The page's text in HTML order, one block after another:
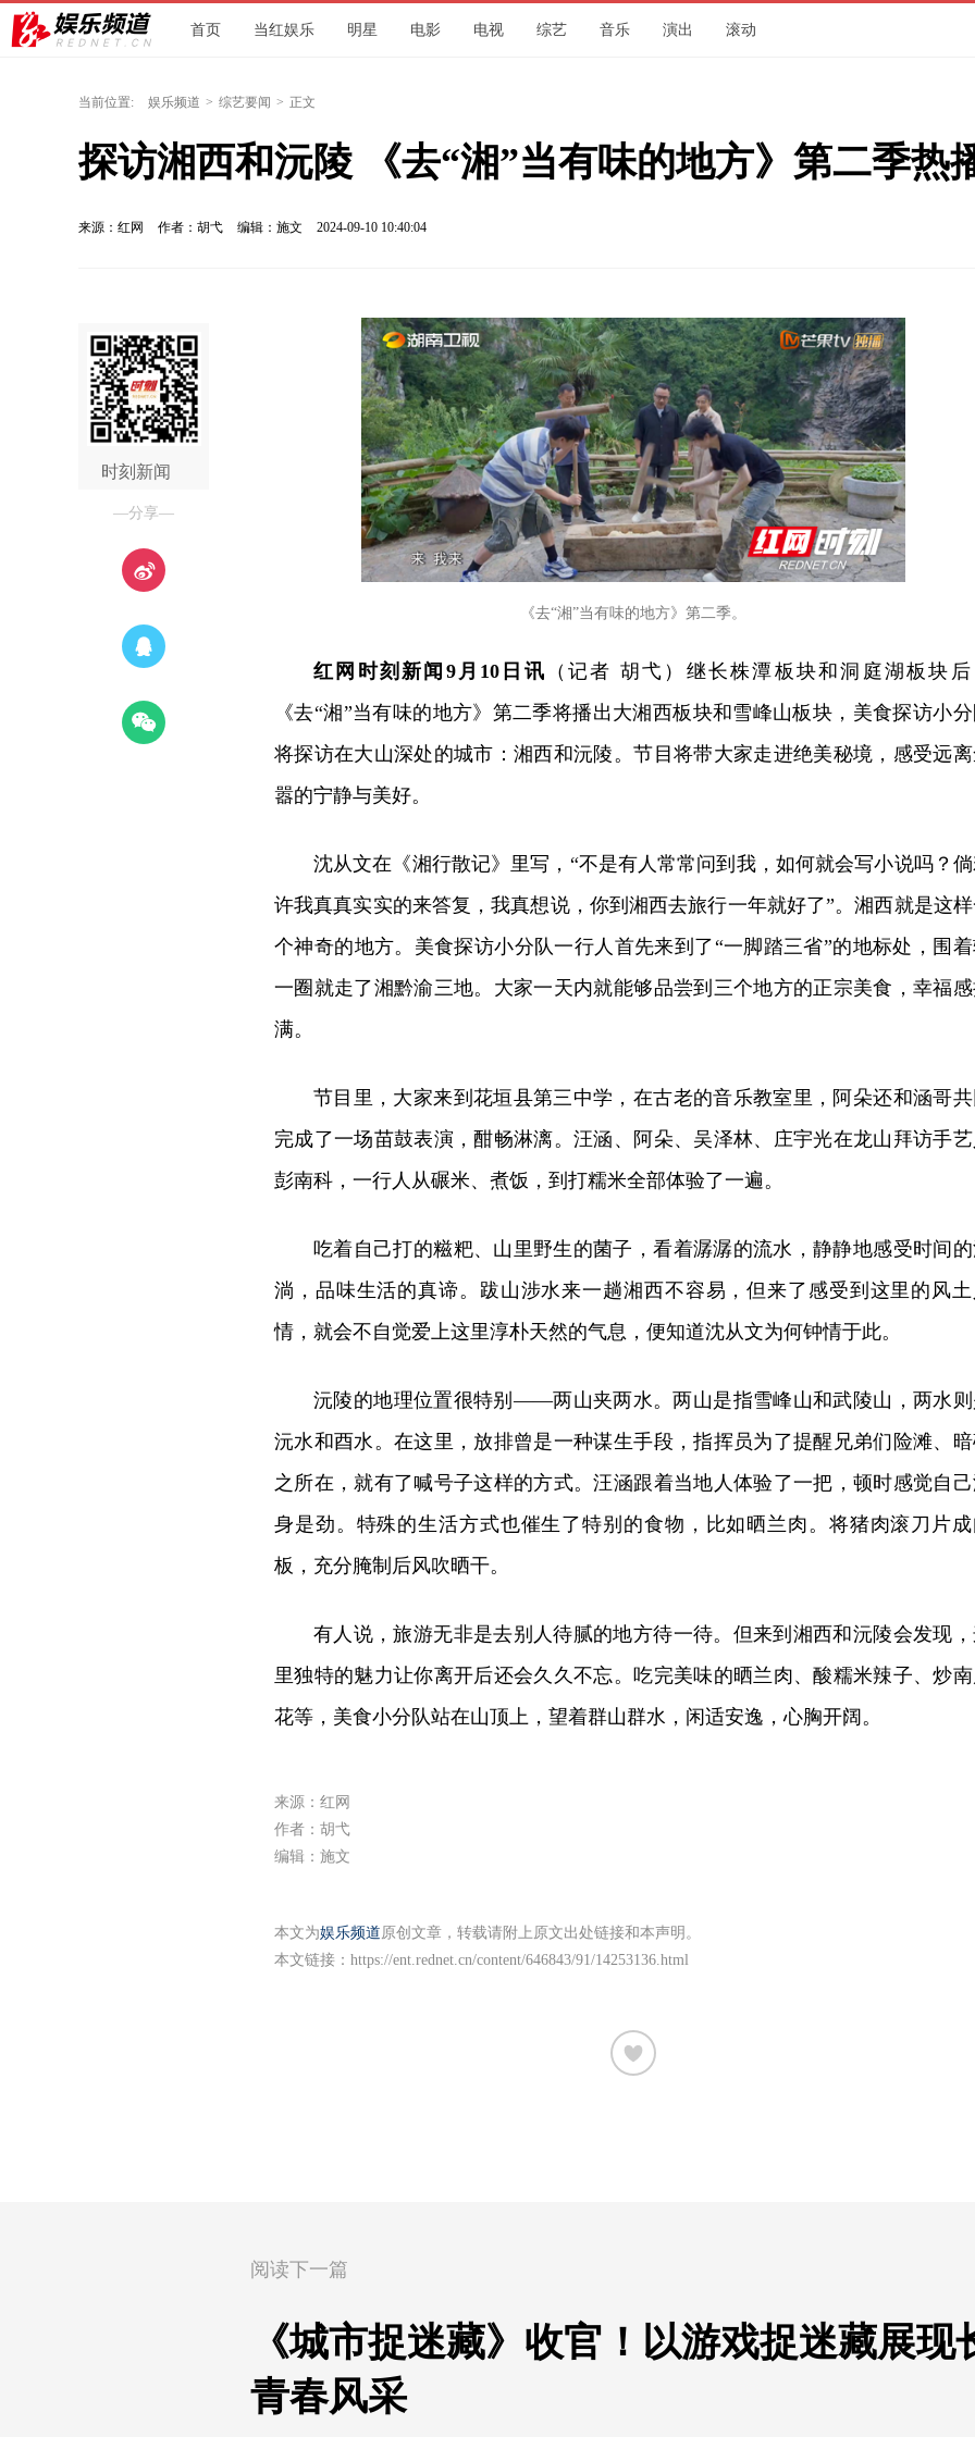
首页 当红娱乐 明星 电影 电视 综艺 音乐 演出 滚动
当前位置: 娱乐频道 > 综艺要闻 > 正文
探访湘西和沅陵 《去“湘”当有味的地方》第二季热
来源：红网 作者：胡弋 编辑：施文 2024-09-10 10:40:04
时刻新闻
—分享—
《去“湘”当有味的地方》第二季。
红网时刻新闻9月10日讯 （记者 胡弋）继长株潭板块和洞庭湖板块后
《去“湘”当有味的地方》第二季将播出大湘西板块和雪峰山板块，美食探访小分
将探访在大山深处的城市：湘西和沅陵。节目将带大家走进绝美秘境，感受远
嚣的宁静与美好。
沈从文在《湘行散记》里写，“不是有人常常问到我，如何就会写小说吗？
许我真真实实的来答复，我真想说，你到湘西去旅行一年就好了”。湘西就是这
个神奇的地方。美食探访小分队一行人首先来到了“一脚踏三省”的地标处，围
一圈就走了湘黔渝三地。大家一天内就能够品尝到三个地方的正宗美食，幸福
满。
节目里，大家来到花垣县第三中学，在古老的音乐教室里，阿朵还和涵哥共
完成了一场苗鼓表演，酣畅淋漓。汪涵、阿朵、吴泽林、庄宇光在龙山拜访手艺
彭南科，一行人从碾米、煮饭，到打糯米全部体验了一遍。
吃着自己打的糍粑、山里野生的菌子，看着潺潺的流水，静静地感受时间
淌，品味生活的真谛。跋山涉水来一趟湘西不容易，但来了感受到这里的风土
情，就会不自觉爱上这里淳朴天然的气息，便知道沈从文为何钟情于此。
沅陵的地理位置很特别——两山夹两水。两山是指雪峰山和武陵山，两水则
沅水和酉水。在这里，放排曾是一种谋生手段，指挥员为了提醒兄弟们险滩、
之所在，就有了喊号子这样的方式。汪涵跟着当地人体验了一把，顿时感觉自
身是劲。特殊的生活方式也催生了特别的食物，比如晒兰肉。将猪肉滚刀片成
板，充分腌制后风吹晒干。
有人说，旅游无非是去别人待腻的地方待一待。但来到湘西和沅陵会发现
里独特的魅力让你离开后还会久久不忘。吃完美味的晒兰肉、酸糯米辣子、炒南
花等，美食小分队站在山顶上，望着群山群水，闲适安逸，心胸开阔。
来源：红网
作者：胡弋
编辑：施文
本文为娱乐频道 原创文章，转载请附上原文出处链接和本声明。
本文链接： https://ent.rednet.cn/content/646843/91/14253136.html
阅读下一篇
《城市捉迷藏》收官！以游戏捉迷藏展现
青春风采